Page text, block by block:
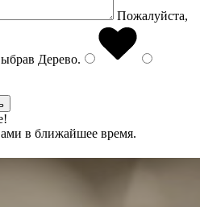
Пожалуйста,
Дерево.
в ближайшее время.